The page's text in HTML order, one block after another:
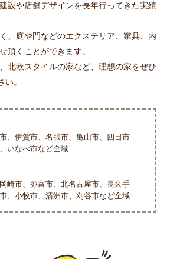
設や店舗デザインを長年行ってきた実績
、庭や門などのエクステリア、家具、内
頂くことができます。
北欧スタイルの家など、理想の家をぜひ
。
、伊賀市、名張市、亀山市、四日市
いなべ市など全域
崎市、弥富市、北名古屋市、長久手
、小牧市、清洲市、刈谷市など全域